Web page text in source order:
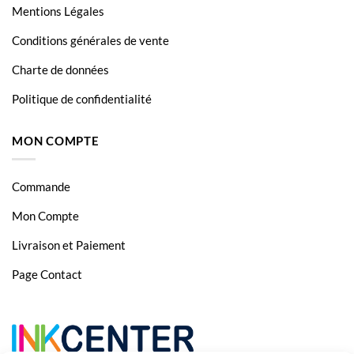
Mentions Légales
Conditions générales de vente
Charte de données
Politique de confidentialité
MON COMPTE
Commande
Mon Compte
Livraison et Paiement
Page Contact